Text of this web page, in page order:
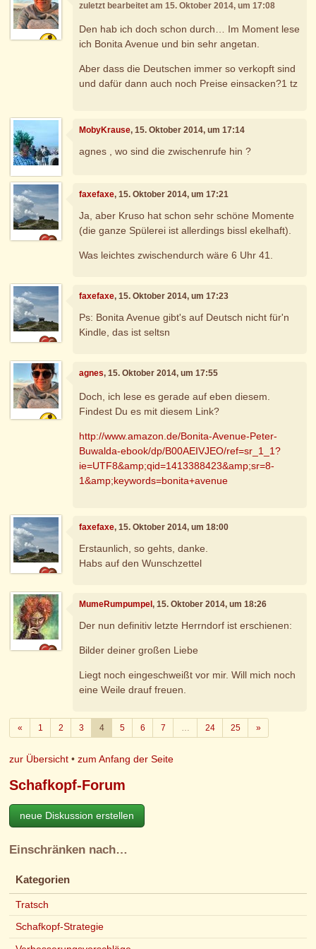
zuletzt bearbeitet am 15. Oktober 2014, um 17:08
Den hab ich doch schon durch… Im Moment lese
ich Bonita Avenue und bin sehr angetan.
Aber dass die Deutschen immer so verkopft sind
und dafür dann auch noch Preise einsacken?1 tz
MobyKrause, 15. Oktober 2014, um 17:14
agnes , wo sind die zwischenrufe hin ?
faxefaxe, 15. Oktober 2014, um 17:21
Ja, aber Kruso hat schon sehr schöne Momente
(die ganze Spülerei ist allerdings bissl ekelhaft).
Was leichtes zwischendurch wäre 6 Uhr 41.
faxefaxe, 15. Oktober 2014, um 17:23
Ps: Bonita Avenue gibt's auf Deutsch nicht für'n
Kindle, das ist seltsn
agnes, 15. Oktober 2014, um 17:55
Doch, ich lese es gerade auf eben diesem.
Findest Du es mit diesem Link?
http://www.amazon.de/Bonita-Avenue-Peter-
Buwalda-ebook/dp/B00AEIVJEO/ref=sr_1_1?
ie=UTF8&amp;qid=1413388423&amp;sr=8-
1&amp;keywords=bonita+avenue
faxefaxe, 15. Oktober 2014, um 18:00
Erstaunlich, so gehts, danke.
Habs auf den Wunschzettel
MumeRumpumpel, 15. Oktober 2014, um 18:26
Der nun definitiv letzte Herrndorf ist erschienen:
Bilder deiner großen Liebe
Liegt noch eingeschweißt vor mir. Will mich noch
eine Weile drauf freuen.
«Zurück
1 2 3 4 5 6 7 … 24 25 »Weiter
zur Übersicht •zum Anfang der Seite
Schafkopf-Forum
neue Diskussion erstellen
Einschränken nach…
Kategorien
Tratsch
Schafkopf-Strategie